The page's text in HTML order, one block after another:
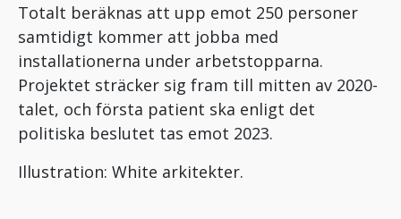
Totalt beräknas att upp emot 250 personer
samtidigt kommer att jobba med
installationerna under arbetstopparna.
Projektet sträcker sig fram till mitten av 2020-
talet, och första patient ska enligt det
politiska beslutet tas emot 2023.
Illustration: White arkitekter.